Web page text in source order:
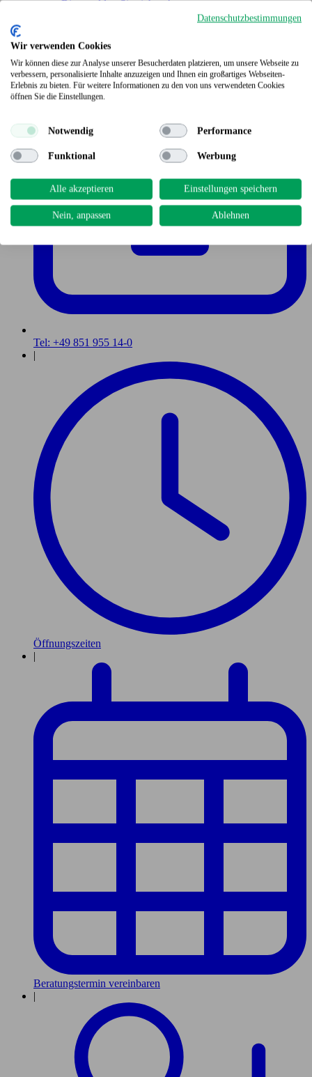
Bitte melden Sie sich an!
Tel: +49 851 955 14-0
|
Öffnungszeiten
|
Beratungstermin vereinbaren
|
Datenschutzbestimmungen
Wir verwenden Cookies
Wir können diese zur Analyse unserer Besucherdaten platzieren, um unsere Webseite zu
verbessern, personalisierte Inhalte anzuzeigen und Ihnen ein großartiges Webseiten-
Erlebnis zu bieten. Für weitere Informationen zu den von uns verwendeten Cookies
öffnen Sie die Einstellungen.
Notwendig Performance
Funktional Werbung
Alle akzeptieren Einstellungen speichern
Nein, anpassen Ablehnen